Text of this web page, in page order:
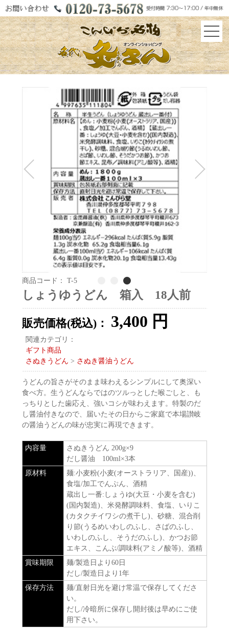
3
商品コード： T-5
しょうゆうどん 箱入 18人前
販売価格(税込)： 3,400 円
関連カテゴリ：
ギフト商品
さぬきうどん > さぬき醤油うどん
うどんの旨さがそのまま味わえるシンプルにして奥深い
食べ方。生うどんならではのツルっとした喉ごしと、も
っちりとした歯応え、強いコシが味わえます。特製のだ
し醤油付きなので、届いたその日からご家庭で本場讃岐
の醤油うどんの味が忠実に再現できます。
内容量
さぬきうどん 200g×9
だし醤油 100ml×3本
原材料
麺:小麦粉(小麦(オーストラリア、国産))、
食塩/加工でんぷん、酒精
蔵出し一番:しょうゆ(大豆・小麦を含む)
(国内製造)、米発酵調味料、食塩、いりこ
(カタクチイワシの煮干し)、砂糖、混合削
り節(うるめいわしのふし、さばのふし、
いわしのふし、そうだのふし)、かつお節
エキス、こんぶ/調味料(アミノ酸等)、酒精
賞味期限
麺/製造日より60日
だし/製造日より1年
保存方法
麺/直射日光を避け常温で保存してくださ
い。
だし/冷暗所に保存し開封後は早めにご使
用下さい。